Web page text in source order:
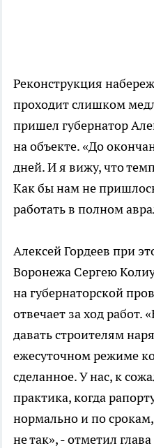
Реконструкция
проходит слишком
пришел губернатор
на объекте. «До
дней. И я вижу, что
Как бы нам не
работать в полном
Алексей Гордеев при
Воронежа Сергею
на губернаторской
отвечает за ход работ.
давать строителям
ежесуточном режиме
сделанное. У нас, к
практика, когда
нормально и по
не так», - отметил